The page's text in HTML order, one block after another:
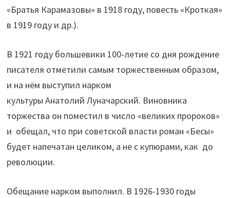
«Братья Карамазовы» в 1918 году, повесть «Кроткая»
в 1919 году и др.).
В 1921 году большевики 100-летие со дня рождение
писателя отметили самым торжественным образом,
и на нём выступил нарком
культуры Анатолий Луначарский. Виновника
торжества он поместил в число «великих пророков»
и обещал, что при советской власти роман «Бесы»
будет напечатан целиком, а не с купюрами, как до
революции.
Обещание нарком выполнил. В 1926-1930 годы